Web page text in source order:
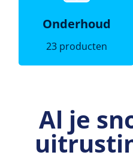
Onderhoud
23 producten
Al je